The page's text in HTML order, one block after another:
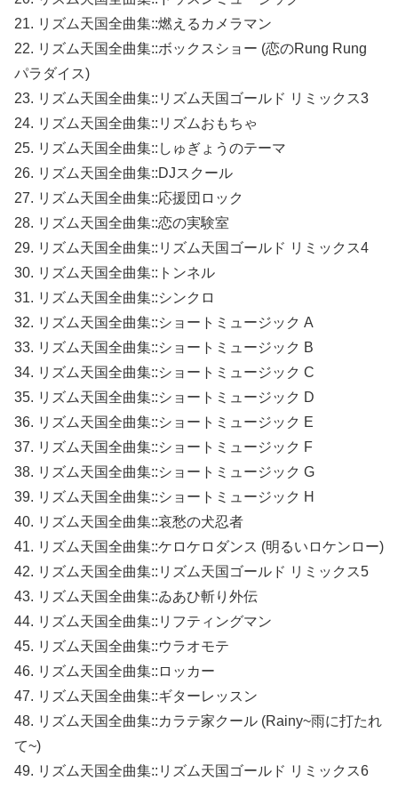
21. リズム天国全曲集::燃えるカメラマン
22. リズム天国全曲集::ボックスショー (恋のRung Rung
パラダイス)
23. リズム天国全曲集::リズム天国ゴールド リミックス3
24. リズム天国全曲集::リズムおもちゃ
25. リズム天国全曲集::しゅぎょうのテーマ
26. リズム天国全曲集::DJスクール
27. リズム天国全曲集::応援団ロック
28. リズム天国全曲集::恋の実験室
29. リズム天国全曲集::リズム天国ゴールド リミックス4
30. リズム天国全曲集::トンネル
31. リズム天国全曲集::シンクロ
32. リズム天国全曲集::ショートミュージック A
33. リズム天国全曲集::ショートミュージック B
34. リズム天国全曲集::ショートミュージック C
35. リズム天国全曲集::ショートミュージック D
36. リズム天国全曲集::ショートミュージック E
37. リズム天国全曲集::ショートミュージック F
38. リズム天国全曲集::ショートミュージック G
39. リズム天国全曲集::ショートミュージック H
40. リズム天国全曲集::哀愁の犬忍者
41. リズム天国全曲集::ケロケロダンス (明るいロケンロー)
42. リズム天国全曲集::リズム天国ゴールド リミックス5
43. リズム天国全曲集::ゐあひ斬り外伝
44. リズム天国全曲集::リフティングマン
45. リズム天国全曲集::ウラオモテ
46. リズム天国全曲集::ロッカー
47. リズム天国全曲集::ギターレッスン
48. リズム天国全曲集::カラテ家クール (Rainy~雨に打たれ
て~)
49. リズム天国全曲集::リズム天国ゴールド リミックス6